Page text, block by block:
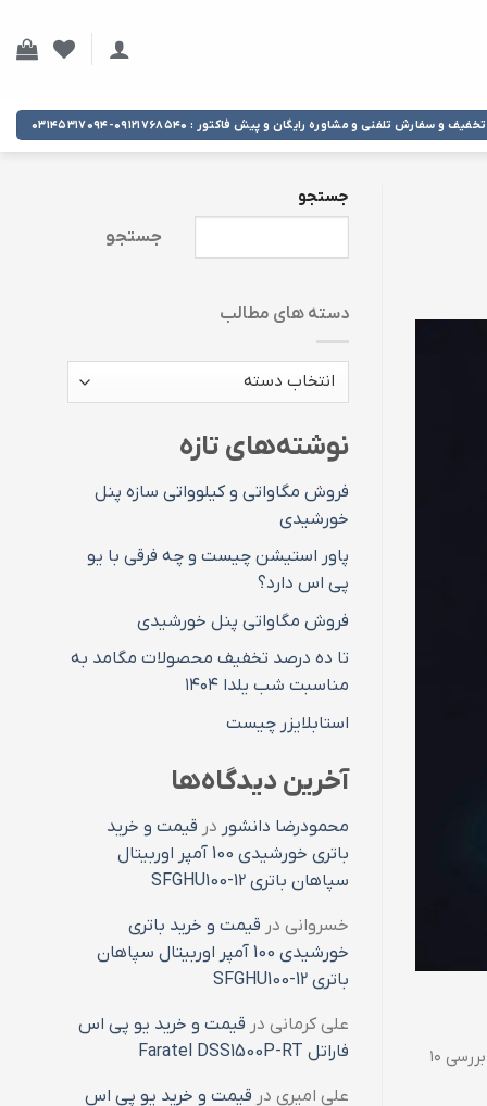
تخفیف و سفارش تلفنی و مشاوره رایگان و پیش فاکتور : ۰۹۱۲۱۷۶۸۵۴۰-۰۳۱۴۵۳۱۷۰۹۴
در دنیای مدرن، دوربین‌های گوشی‌های هوشمند به حدی پیشرفته شده‌اند که می‌توانند جایگزین دوربین‌های حرفه‌ای شوند. این مقاله به بررسی ۱۰
جستجو
جستجو
دسته های مطالب
دسته
های
نوشته‌های تازه
فروش مگاواتی و کیلوواتی سازه پنل
خورشیدی
پاور استیشن چیست و چه فرقی با یو
پی اس دارد؟
فروش مگاواتی پنل خورشیدی
تا ده درصد تخفیف محصولات مگامد به
مناسبت شب یلدا ۱۴۰۴
استابلایزر چیست
آخرین دیدگاه‌ها
محمودرضا دانشور در قیمت و خرید
باتری خورشیدی 100 آمپر اوربیتال
سپاهان باتری SFGHU100-12
خسروانی در قیمت و خرید باتری
خورشیدی 100 آمپر اوربیتال سپاهان
باتری SFGHU100-12
علی کرمانی در قیمت و خرید یو پی اس
فاراتل Faratel DSS1500P-RT
علی امیری در قیمت و خرید یو پی اس